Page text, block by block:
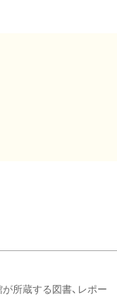
所蔵する図書、レポー